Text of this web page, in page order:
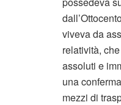
viveva da
relatività,
assoluti e
una
mezzi di